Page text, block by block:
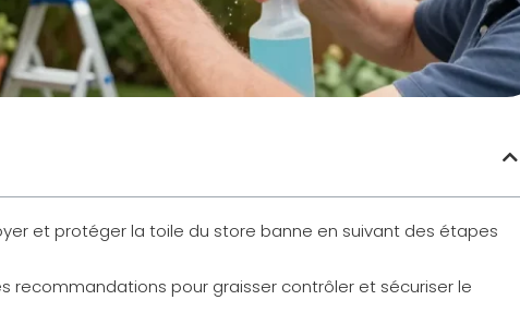
et protéger la toile du store banne en suivant des étapes
recommandations pour graisser contrôler et sécuriser le